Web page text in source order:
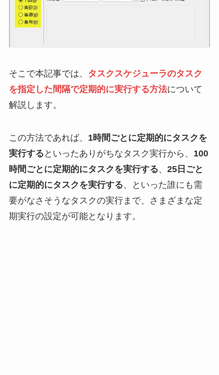
そこで本記事では、
タスクスケジューラのタスク
を指定した間隔で定期的に実行する方法について
解説します。
この方法であれば、 1時間ごとに定期的にタスクを
実行する といったありがちなタスク実行から、 100
時間ごとに定期的にタスクを実行する、 25日ごと
に定期的にタスクを実行する、といった誰にも需
要がなさそうなタスクの実行まで、さまざまな定
期実行の設定が可能となります。